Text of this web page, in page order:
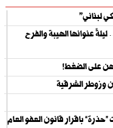
لبناني"
عنوانها الهيبة والفرح
على الضغط!
الشرقية
باقرار قانون العفو العام